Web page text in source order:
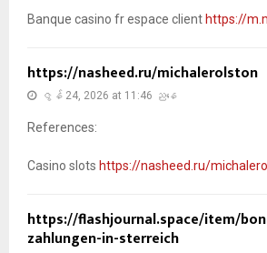
Banque casino fr espace client https://
https://nasheed.ru/michalerolston
ဇွန် 24, 2026 at 11:46 ညနေ
References:
Casino slots https://nasheed.ru/
https://flashjournal.space/item/
zahlungen-in-sterreich